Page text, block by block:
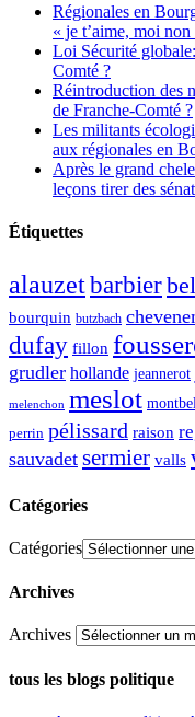
Régionales en
« je t’aime, moi non
Loi Sécurité
Comté ?
Réintroduction des
de Franche-Comté ?
Les militants
aux régionales en
Après le grand
leçons tirer des
Étiquettes
alauzetbarbier
bourquin butzbach
dufay fillon
grudler hollande jeannerot
melenchon meslot
perrin pélissard raison
sauvadet sermier valls
Catégories
Catégories
Archives
Archives
tous les blogs politique